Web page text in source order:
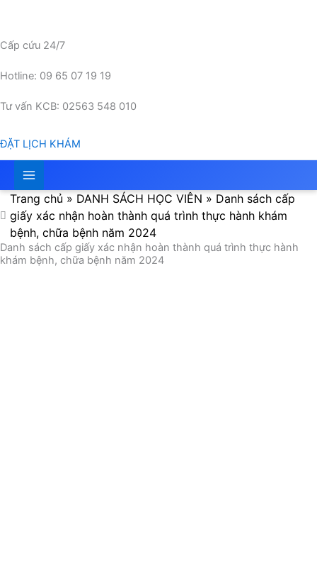
nội
Cấp cứu 24/7
Hotline: 09 65 07 19 19
Tư vấn KCB: 02563 548 010
ĐẶT LỊCH KHÁM
Trang chủ » DANH SÁCH HỌC VIÊN » Danh sách cấp
giấy xác nhận hoàn thành quá trình thực hành khám
bệnh, chữa bệnh năm 2024
Danh sách cấp giấy xác nhận hoàn thành quá trình thực hành
khám bệnh, chữa bệnh năm 2024